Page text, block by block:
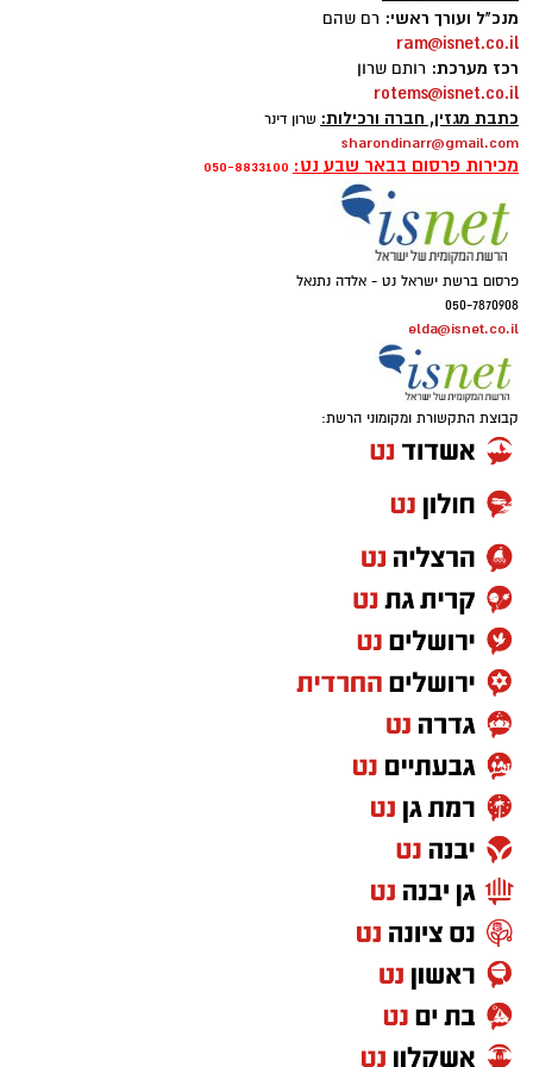
משרדים למכירה>>>
להורדת אפליקציה של באר שבע נט לחצו כאן
אנו מכבדים זכויות יוצרים ועושים מאמץ לאתר את
בעלי הזכויות בצילומים המגיעים לידינו. אם זיהיתים
בפרסומינו צילום שיש לכם זכויות בו, אתם רשאים
לפנות אלינו ולבקש לחדול מהשימוש באמצעות
כתובת המייל:ram@isnet.co.il
מנכ"ל ועורך ראשי: רם שהם
ram@isnet.co.il
רכז מערכת: רותם שרון
rotems@isnet.co.il
כתבת מגזין, חברה ורכילות: שרון דינר
sharondinarr@gmail.com
מכירות פרסום בבאר שבע נט: 050-8833100
פרסום ברשת ישראל נט - אלדה נתנאל
050-7870908
elda@isnet.co.il
קבוצת התקשורת ומקומוני הרשת: